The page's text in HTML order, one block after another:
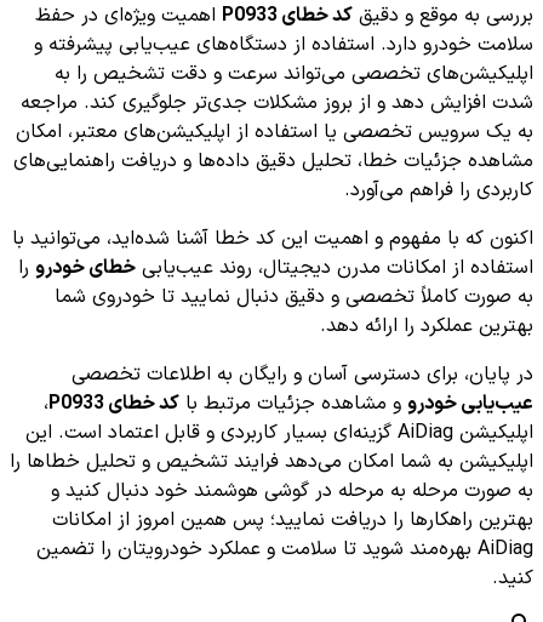
بررسی به موقع و دقیق کد خطای P0933
اهمیت ویژه‌ای در حفظ
سلامت خودرو دارد. استفاده از دستگاه‌های عیب‌یابی پیشرفته و
اپلیکیشن‌های تخصصی می‌تواند سرعت و دقت تشخیص را به
شدت افزایش دهد و از بروز مشکلات جدی‌تر جلوگیری کند. مراجعه
به یک سرویس تخصصی یا استفاده از اپلیکیشن‌های معتبر، امکان
مشاهده جزئیات خطا، تحلیل دقیق داده‌ها و دریافت راهنمایی‌های
کاربردی را فراهم می‌آورد.
اکنون که با مفهوم و اهمیت این کد خطا آشنا شده‌اید، می‌توانید با
استفاده از امکانات مدرن دیجیتال، روند عیب‌یابی خطای خودرو را
به صورت کاملاً تخصصی و دقیق دنبال نمایید تا خودروی شما
بهترین عملکرد را ارائه دهد.
در پایان، برای دسترسی آسان و رایگان به اطلاعات تخصصی
عیب‌یابی خودرو و مشاهده جزئیات مرتبط با کد خطای P0933
،
اپلیکیشن AiDiag گزینه‌ای بسیار کاربردی و قابل اعتماد است. این
اپلیکیشن به شما امکان می‌دهد فرایند تشخیص و تحلیل خطاها را
به صورت مرحله به مرحله در گوشی هوشمند خود دنبال کنید و
بهترین راهکارها را دریافت نمایید؛ پس همین امروز از امکانات
AiDiag بهره‌مند شوید تا سلامت و عملکرد خودرویتان را تضمین
کنید.